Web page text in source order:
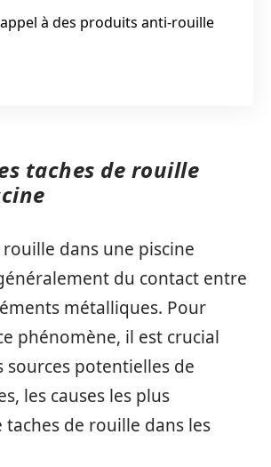
à des produits anti-rouille
taches de rouille
rouille dans une piscine
du contact entre
métalliques. Pour
phénomène, il est crucial
sources potentielles de
les causes les plus
taches de rouille dans les